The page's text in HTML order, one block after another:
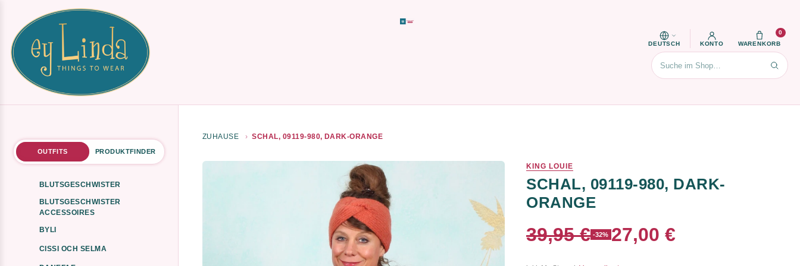
DEUTSCH KONTO WARENKORB
0
Suchen
OUTFITS PRODUKTFINDER
BLUTSGESCHWISTER
BLUTSGESCHWISTER
ACCESSOIRES
BYLI
CISSI OCH SELMA
ZUHAUSE SCHAL, 09119-980, DARK-ORANGE
KING LOUIE
SCHAL, 09119-980, DARK-
ORANGE
39,95 € -32% 27,00 €